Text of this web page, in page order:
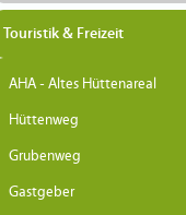
Touristik & Freizeit
AHA - Altes Hüttenareal
Hüttenweg
Grubenweg
Gastgeber